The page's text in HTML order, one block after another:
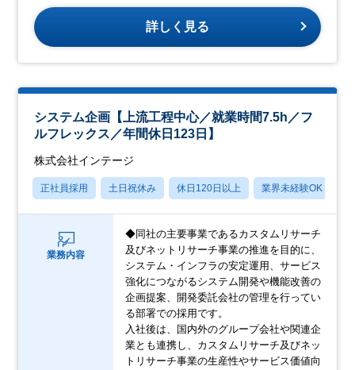
詳しく見る
システム企画【上流工程中心／就業時間7.5h／フ
ルフレックス／年間休日123日】
株式会社インテージ
正社員採用 土日祝休み 休日120日以上 業界未経験OK
業務内容
◆同社の主要事業であるカスタムリサーチ
及びネットリサーチ事業の推進を目的に、
システム・インフラの安定運用、サービス
強化につながるシステム開発や機能改善の
企画提案、開発委託会社の管理を行ってい
る部署での採用です。
入社後は、国内外のグループ会社や関連企
業とも連携し、カスタムリサーチ及びネッ
トリサーチ事業の生産性やサービス価値向